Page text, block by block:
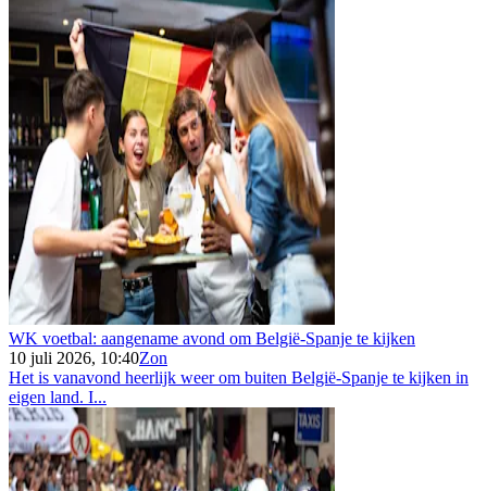
WK voetbal: aangename avond om België-Spanje te kijken
10 juli 2026, 10:40Zon
Het is vanavond heerlijk weer om buiten België-Spanje te kijken in
eigen land. I...